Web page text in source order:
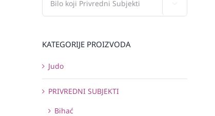
KATEGORIJE PROIZVODA
Judo
PRIVREDNI SUBJEKTI
Bihać